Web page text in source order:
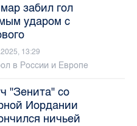
забил гол
ударом с
13:29
в России и Европе
"Зенита" со
Иордании
ничьей